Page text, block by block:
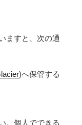
ますと、次の通
)へ保管する
。個人でできる